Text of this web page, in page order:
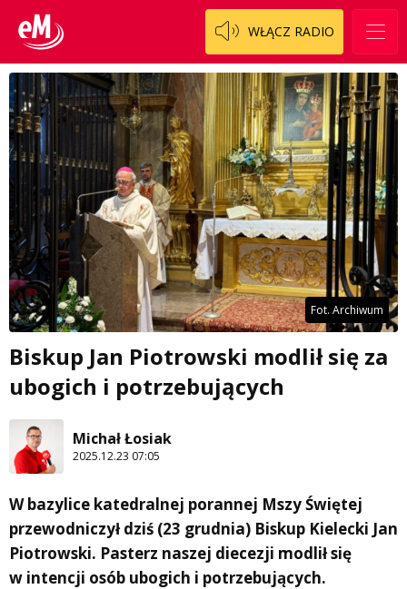
WŁĄCZ RADIO
Fot. Archiwum
Biskup Jan Piotrowski modlił się za
ubogich i potrzebujących
Michał Łosiak
2025.12.23 07:05
W bazylice katedralnej porannej Mszy Świętej
przewodniczył dziś (23 grudnia) Biskup Kielecki Jan
Piotrowski. Pasterz naszej diecezji modlił się
w intencji osób ubogich i potrzebujących.